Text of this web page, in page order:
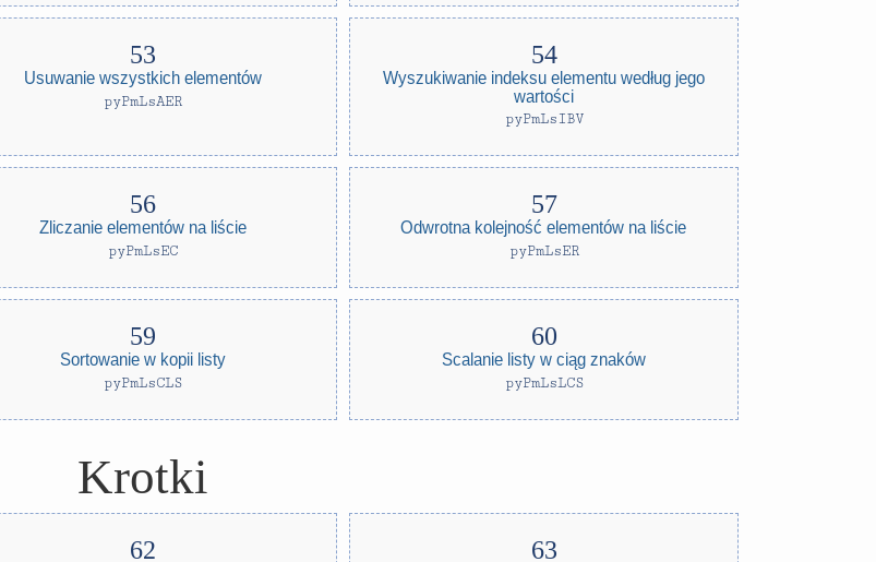
Usuwanie wszystkich elementów
pyPmLsAER
Wyszukiwanie indeksu elementu według jego
wartości
pyPmLsIBV
Zliczanie elementów na liście
pyPmLsEC
Odwrotna kolejność elementów na liście
pyPmLsER
Sortowanie w kopii listy
pyPmLsCLS
Scalanie listy w ciąg znaków
pyPmLsLCS
Krotki